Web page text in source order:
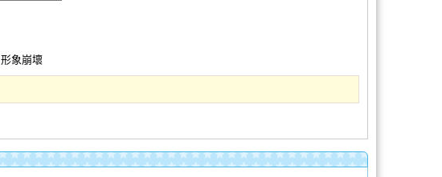
形象崩壞